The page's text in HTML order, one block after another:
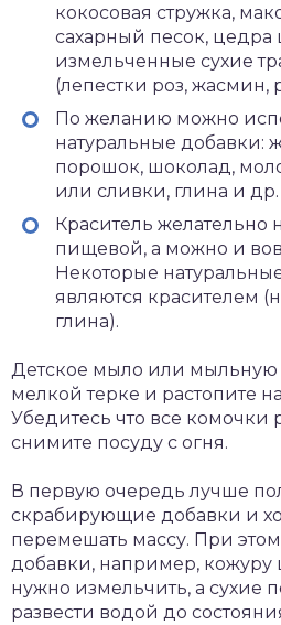
кокосовая стружка,
сахарный песок, цедра
измельченные сухие
(лепестки роз, жасмин,
По желанию можно
натуральные добавки:
порошок, шоколад,
или сливки, глина и др.
Краситель желательно
пищевой, а можно и
Некоторые
являются красителем
глина).
Детское мыло или мыльную
мелкой терке и растопите
Убедитесь что все комочки
снимите посуду с огня.
В первую очередь лучше
скрабирующие добавки и
перемешать массу. При
добавки, например, кожуру
нужно измельчить, а сухие
развести водой до